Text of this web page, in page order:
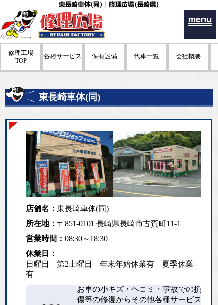
東長崎車体(同)｜修理広場(長崎県)
menu
修理工場
TOP
各種サービス 保有設備 代車一覧 会社概要
東長崎車体(同)
店舗名：東長崎車体(同)
所在地： 〒851-0101 長崎県長崎市古賀町11-1
営業時間：08:30～18:30
休業日：
日曜日 第2土曜日 年末年始休業有 夏季休業
有
お車の小キズ・ヘコミ・事故での損
傷等の修復からその他各種サービス